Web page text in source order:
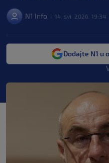
N1 Info 14. svi. 2026. 19:34
Dodajte N1 u